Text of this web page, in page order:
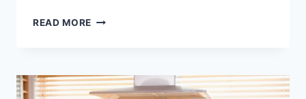
READ MORE 30
:
40